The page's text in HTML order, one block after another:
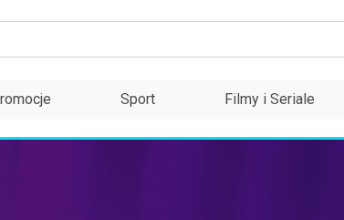
Sport Filmy i Seriale